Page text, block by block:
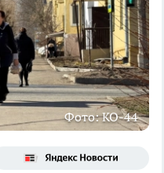
Фото: КО-44